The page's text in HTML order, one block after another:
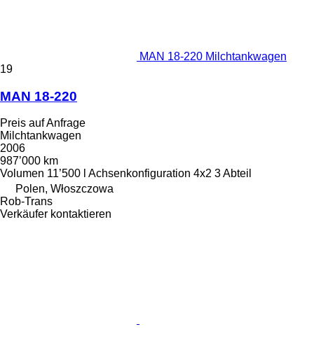
MAN 18-220 Milchtankwagen
19
MAN 18-220
Preis auf Anfrage
Milchtankwagen
2006
987’000 km
Volumen 11’500 l Achsenkonfiguration 4x2 3 Abteil
Polen, Włoszczowa
Rob-Trans
Verkäufer kontaktieren